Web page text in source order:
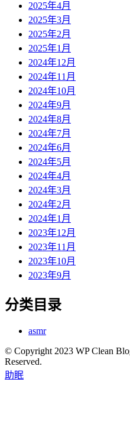
2025年4月
2025年3月
2025年2月
2025年1月
2024年12月
2024年11月
2024年10月
2024年9月
2024年8月
2024年7月
2024年6月
2024年5月
2024年4月
2024年3月
2024年2月
2024年1月
2023年12月
2023年11月
2023年10月
2023年9月
分类目录
asmr
© Copyright 2023 WP Clean
Reserved.
助眠